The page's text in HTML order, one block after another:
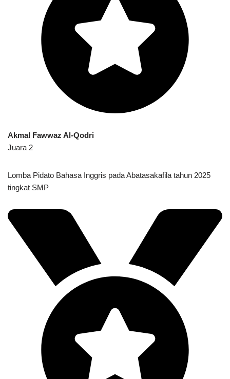
Akmal Fawwaz Al-Qodri
Juara 2
Lomba Pidato Bahasa Inggris pada Abatasakafila tahun 2025
tingkat SMP